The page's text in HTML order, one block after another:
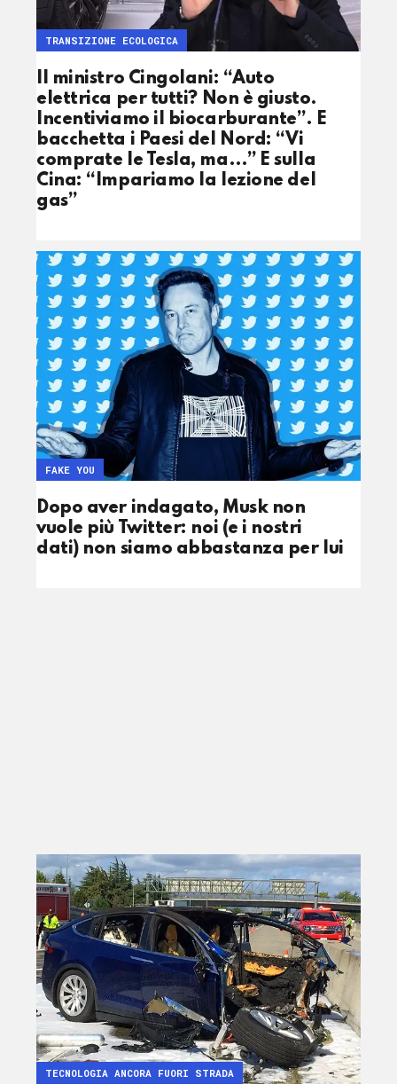
Il ministro Cingolani: “Auto
elettrica per tutti? Non è giusto.
Incentiviamo il biocarburante”. E
bacchetta i Paesi del Nord: “Vi
comprate le Tesla, ma…” E sulla
Cina: “Impariamo la lezione del
gas”
TRANSIZIONE ECOLOGICA
Dopo aver indagato, Musk non
vuole più Twitter: noi (e i nostri
dati) non siamo abbastanza per lui
FAKE YOU
TECNOLOGIA ANCORA FUORI STRADA